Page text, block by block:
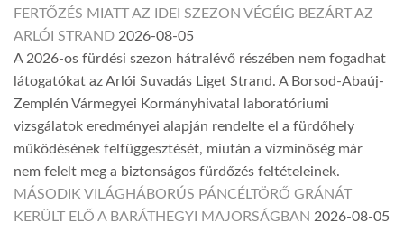
FERTŐZÉS MIATT AZ IDEI SZEZON VÉGÉIG BEZÁRT AZ
ARLÓI STRAND 2026-08-05
A 2026-os fürdési szezon hátralévő részében nem fogadhat
látogatókat az Arlói Suvadás Liget Strand. A Borsod-Abaúj-
Zemplén Vármegyei Kormányhivatal laboratóriumi
vizsgálatok eredményei alapján rendelte el a fürdőhely
működésének felfüggesztését, miután a vízminőség már
nem felelt meg a biztonságos fürdőzés feltételeinek.
MÁSODIK VILÁGHÁBORÚS PÁNCÉLTÖRŐ GRÁNÁT
KERÜLT ELŐ A BARÁTHEGYI MAJORSÁGBAN 2026-08-05